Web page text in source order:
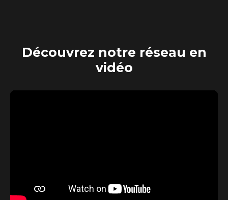
Découvrez notre réseau en
vidéo